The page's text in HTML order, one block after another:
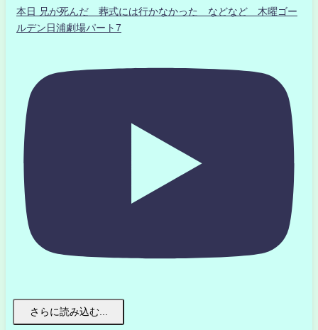
本日 兄が死んだ 葬式には行かなかった などなど 木曜ゴー
ルデン日浦劇場パート7
さらに読み込む...